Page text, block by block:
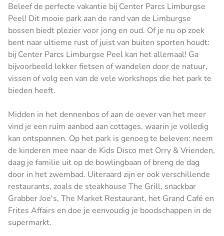
Beleef de perfecte vakantie bij Center Parcs Limburgse
Peel! Dit mooie park aan de rand van de Limburgse
bossen biedt plezier voor jong en oud. Of je nu op zoek
bent naar ultieme rust of juist van buiten sporten houdt:
bij Center Parcs Limburgse Peel kan het allemaal! Ga
bijvoorbeeld lekker fietsen of wandelen door de natuur,
vissen of volg een van de vele workshops die het park te
bieden heeft.
Midden in het dennenbos of aan de oever van het meer
vind je een ruim aanbod aan cottages, waarin je volledig
kan ontspannen. Op het park is genoeg te beleven: neem
de kinderen mee naar de Kids Disco met Orry & Vrienden,
daag je familie uit op de bowlingbaan of breng de dag
door in het zwembad. Uiteraard zijn er ook verschillende
restaurants, zoals de steakhouse The Grill, snackbar
Grabber Joe's, The Market Restaurant, het Grand Café en
Frites Affairs en doe je eenvoudig je boodschappen in de
supermarkt.